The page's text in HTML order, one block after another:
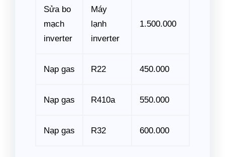
Sửa bo
mạch
inverter
Máy
lạnh
inverter
1.500.000
Nạp gas R22 450.000
Nạp gas R410a 550.000
Nạp gas R32 600.000